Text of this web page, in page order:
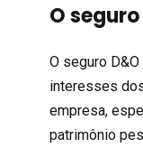
O
O seguro D&O
interesses
empresa,
patrimônio